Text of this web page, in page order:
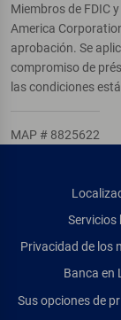
Miembros de FDIC
America
aprobación. Se
compromiso de
las condiciones
MAP # 8825622
Servicios
Privacidad de los
Banca en
Sus opciones de